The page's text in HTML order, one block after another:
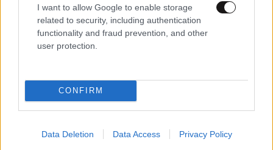
I want to allow Google to enable storage
related to security, including authentication
functionality and fraud prevention, and other
user protection.
CONFIRM
Data Deletion Data Access Privacy Policy
Παλάτι Marivent: Πώς οι κληρονόμοι του
Ιωάννη Σαριδάκη αφαίρεσαν 1.300 έργα τέχνης
από τη βασιλική οικογένεια της Ισπανίας